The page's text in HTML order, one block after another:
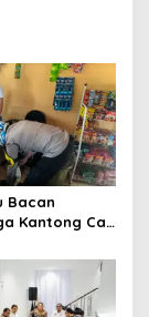
Bacan
Kantong Cap